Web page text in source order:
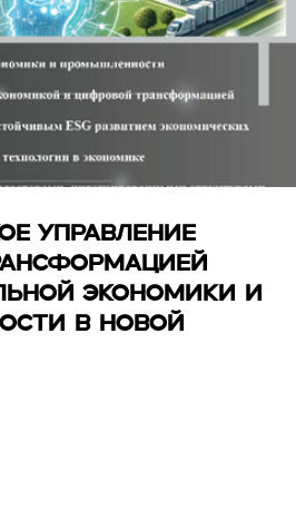
УПРАВЛЕНИЕ
ЭКОНОМИКИ И
В НОВОЙ